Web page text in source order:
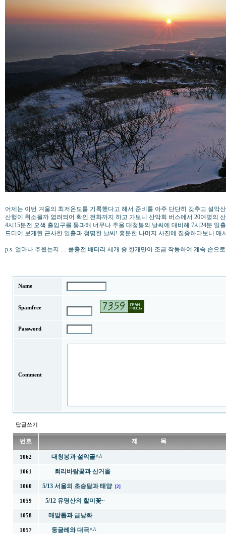
어제는 이번 겨울의 최저온도를 기록했다고 해서 준비를 아주 단단히 갖추고 설악
산행이 취소될까 염려되어 확인 전화까지 하고 가보니 산악회 버스에서 20여명의
4시15분전 오색 출입구를 통과해 너무나 추울 대청봉의 날씨에 대비해 7시24분 일
드디어 보게된 근사한 일출과 청명한 날씨! 흥분한 나머지 사진에 집중하다보니
p.s. 얼마나 추웠는지 .... 풀충전 배터리 세개 중 한개만이 조금 작동하여 계속 손으
Name
Spamfree
Password
Comment
답글쓰기
번호 제 목
1062 대청봉과 설악골^^
1061 회리바람꽃과 산거울
1060 5/13 서울의 초승달과 태양 [2]
1059 5/12 유명산의 할미꽃~
1058 매발톱과 금낭화
1057 둥글레와 대극^^